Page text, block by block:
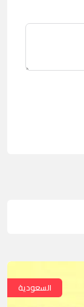
السعودية